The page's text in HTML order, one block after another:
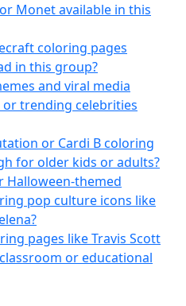
Monet available in this
coloring pages
in this group?
and viral media
trending celebrities
or Cardi B coloring
for older kids or adults?
Halloween-themed
pop culture icons like
pages like Travis Scott
or educational